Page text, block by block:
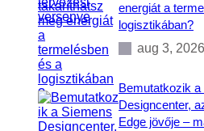
energiát a
logisztikában?
aug 3, 2026
Bemutatkozik a
Designcenter,
Edge jövője –